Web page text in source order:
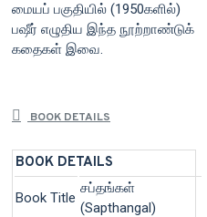
மையப் பகுதியில் (1950களில்)
பஷீர் எழுதிய இந்த நூற்றாண்டுக்
கதைகள் இவை.
BOOK DETAILS
BOOK DETAILS
Book Title
சப்தங்கள்
(Sapthangal)